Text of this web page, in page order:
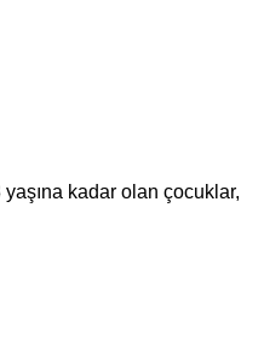
yaşına kadar olan çocuklar,